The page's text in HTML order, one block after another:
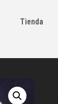
Tienda